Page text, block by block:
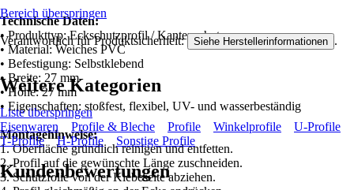
Technische Daten:
• Produkttyp: Eckschutzprofil / Kantenschutz
• Material: Weiches PVC
• Befestigung: Selbstklebend
• Breite: 27 mm
• Höhe: 27 mm
• Eigenschaften: stoßfest, flexibel, UV- und wasserbeständig
Montagehinweise:
1. Oberfläche gründlich reinigen und entfetten.
2. Profil auf die gewünschte Länge zuschneiden.
3. Schutzfolie von der Klebeseite abziehen.
Bereich überspringen
Verantwortlich für Produktsicherheit: Siehe Herstellerinformationen .
Weitere Kategorien
Liste überspringen
Eisenwaren
Profile & Bleche Profile Winkelprofile
U-Profile
T-Profile
H-Profile Sonstige Profile
Kundenbewertungen